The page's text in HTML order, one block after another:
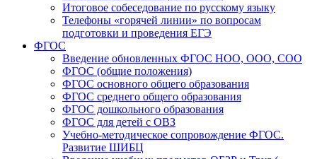
Итоговое собеседование по русскому языку
Телефоны «горячей линии» по вопросам
подготовки и проведения ЕГЭ
ФГОС
Введение обновленных ФГОС НОО, ООО, СОО
ФГОС (общие положения)
ФГОС основного общего образования
ФГОС среднего общего образования
ФГОС дошкольного образования
ФГОС для детей с ОВЗ
Учебно-методическое сопровождение ФГОС.
Развитие ШИБЦ